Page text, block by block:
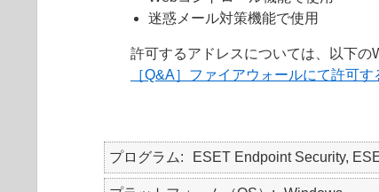
迷惑メール対策機能で使用
許可するアドレスについては、以下の
［Q&A］ファイアウォールにて許可
プログラム ESET Endpoint Security,